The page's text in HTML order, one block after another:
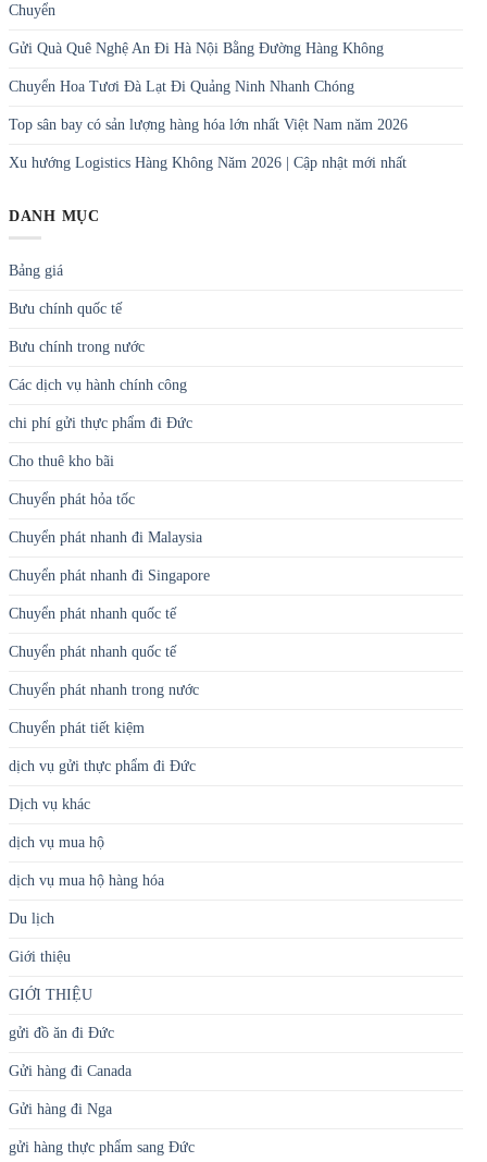
Chuyển
Gửi Quà Quê Nghệ An Đi Hà Nội Bằng Đường Hàng Không
Chuyển Hoa Tươi Đà Lạt Đi Quảng Ninh Nhanh Chóng
Top sân bay có sản lượng hàng hóa lớn nhất Việt Nam năm 2026
Xu hướng Logistics Hàng Không Năm 2026 | Cập nhật mới nhất
DANH MỤC
Bảng giá
Bưu chính quốc tế
Bưu chính trong nước
Các dịch vụ hành chính công
chi phí gửi thực phẩm đi Đức
Cho thuê kho bãi
Chuyển phát hỏa tốc
Chuyển phát nhanh đi Malaysia
Chuyển phát nhanh đi Singapore
Chuyển phát nhanh quốc tế
Chuyển phát nhanh quốc tế
Chuyển phát nhanh trong nước
Chuyển phát tiết kiệm
dịch vụ gửi thực phẩm đi Đức
Dịch vụ khác
dịch vụ mua hộ
dịch vụ mua hộ hàng hóa
Du lịch
Giới thiệu
GIỚI THIỆU
gửi đồ ăn đi Đức
Gửi hàng đi Canada
Gửi hàng đi Nga
gửi hàng thực phẩm sang Đức